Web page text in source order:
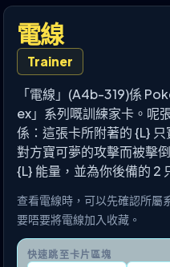
電線
Trainer
「電線」(A4b-319)係
ex」系列嘅訓練家卡。呢
係：這張卡所附著的 {L}
對方寶可夢的攻擊而被擊
{L} 能量，並為你後備的 2
查看電線時，可以先確認所屬
要唔要將電線加入收藏。
快速跳至卡片區塊